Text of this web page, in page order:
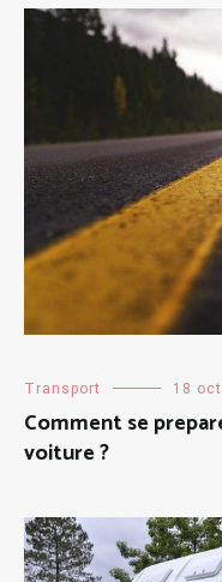
Transport 18
Comment se
voiture ?